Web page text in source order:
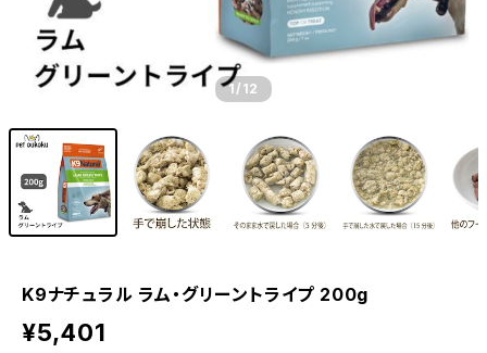
1 /12
K9ナチュラル ラム・グリーントライプ 200g
¥5,401